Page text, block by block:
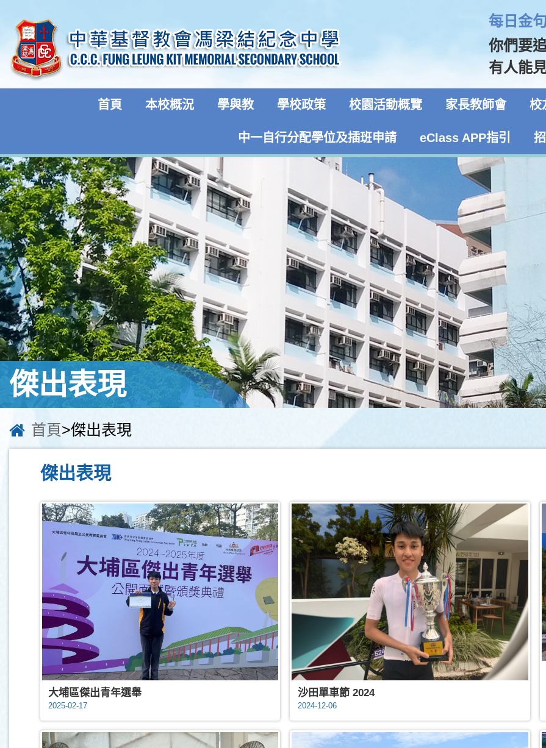
每日金
你們要
有人能
首頁 本校概況 學與教 學校政策 校園活動概覽 家長教師會 校
中一自行分配學位及插班申請 eClass APP指引
傑出表現
首頁>傑出表現
傑出表現
大埔區傑出青年選舉
2025-02-17
沙田單車節 2024
2024-12-06